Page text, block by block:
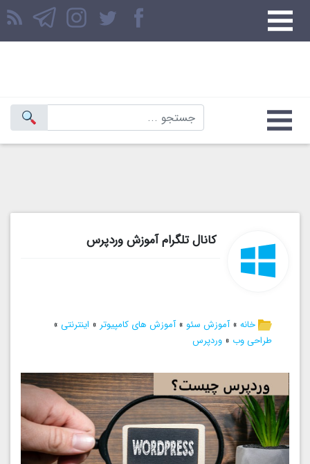
کانال تلگرام آموزش وردپرس
خانه»آموزش سئو»آموزش های کامپیوتر» اینترنتی»
طراحی وب» وردپرس